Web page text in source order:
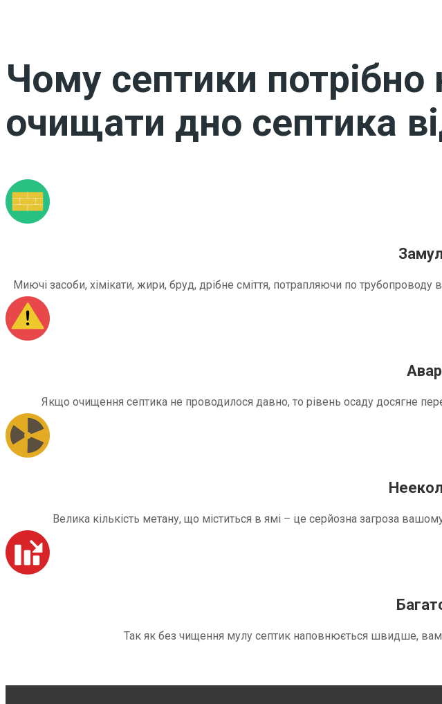
Чому септики потрібно
очищати дно септика
Миючі засоби, хімікати, жири, бруд, дрібне сміття, потрапляючи по
Якщо очищення септика не проводилося давно, то рівень осаду досягне
Велика кількість метану, що міститься в ямі – це серйозна загроза
Так як без чищення мулу септик наповнюється швидше, вам